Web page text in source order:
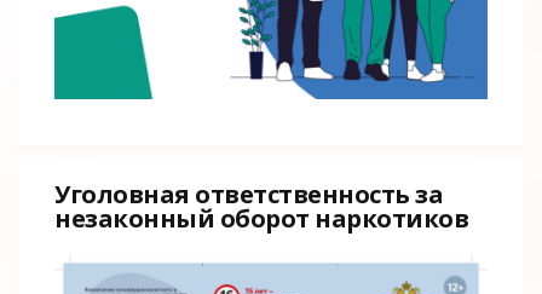
Уголовная ответственность за
незаконный оборот наркотиков